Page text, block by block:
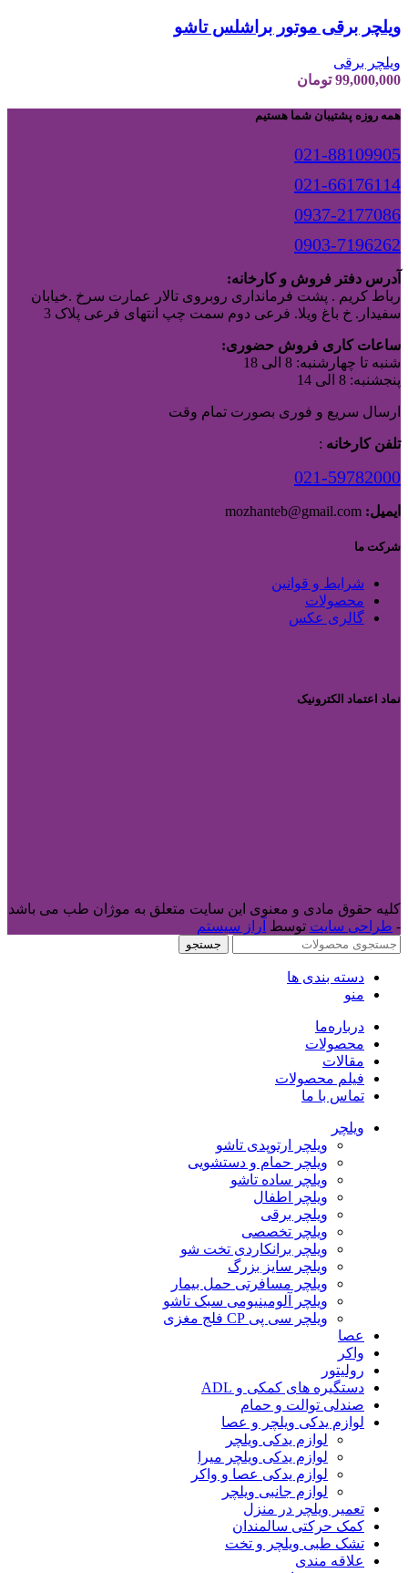
ویلچر برقی موتور براشلس تاشو
ویلچر برقی
99,000,000 تومان
همه روزه پشتیبان شما هستیم
021-88109905
021-66176114
0937-2177086
0903-7196262
آدرس دفتر فروش و کارخانه:
رباط کریم . پشت فرمانداری روبروی تالار عمارت سرخ .خیابان
سفیدار. خ باغ ویلا. فرعی دوم سمت چپ انتهای فرعی پلاک 3
ساعات کاری فروش حضوری:
شنبه تا چهارشنبه: 8 الی 18
پنجشنبه: 8 الی 14
ارسال سریع و فوری بصورت تمام وقت
تلفن کارخانه :
021-59782000
ایمیل:
شرکت ما
شرایط و قوانین
محصولات
گالری عکس
نماد اعتماد الکترونیک
کلیه حقوق مادی و معنوی این سایت متعلق به موژان طب می باشد
- طراحی سایت توسط آراز سیستم
جستجو
دسته بندی ها
منو
درباره‌ما
محصولات
مقالات
فیلم محصولات
تماس با ما
ویلچر
ویلچر ارتوپدی تاشو
ویلچر حمام و دستشویی
ویلچر ساده تاشو
ویلچر اطفال
ویلچر برقی
ویلچر تخصصی
ویلچر برانکاردی تخت شو
ویلچر سایز بزرگ
ویلچر مسافرتی حمل بیمار
ویلچر آلومینیومی سبک تاشو
ویلچر سی پی CP فلج مغزی
عصا
واکر
رولیتور
دستگیره های کمکی و ADL
صندلی توالت و حمام
لوازم یدکی ویلچر و عصا
لوازم یدکی ویلچر
لوازم یدکی ویلچر میرا
لوازم یدکی عصا و واکر
لوازم جانبی ویلچر
تعمیر ویلچر در منزل
کمک حرکتی سالمندان
تشک طبی ویلچر و تخت
علاقه مندی